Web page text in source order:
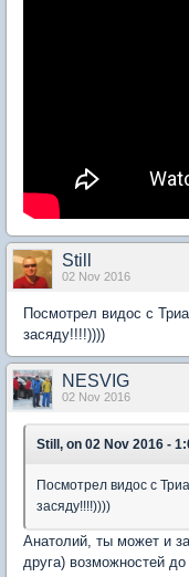
Still
02 Nov 2016
Посмотрел видос с
засяду!!!!))))
NESVIG
02 Nov 2016
Still, on 02 Nov 2016 -
Посмотрел видос с
засяду!!!!))))
Анатолий, ты может и
друга) возможностей